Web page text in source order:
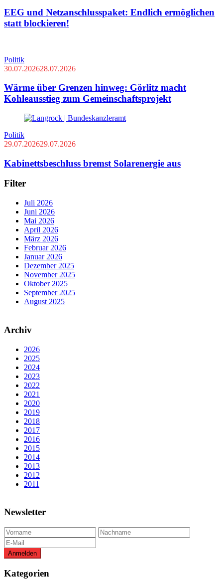
EEG und Netzanschlusspaket: Endlich ermöglichen
statt blockieren!
Politik
30.07.202628.07.2026
Wärme über Grenzen hinweg: Görlitz macht
Kohleausstieg zum Gemeinschaftsprojekt
Politik
29.07.202629.07.2026
Kabinettsbeschluss bremst Solarenergie aus
Filter
Juli 2026
Juni 2026
Mai 2026
April 2026
März 2026
Februar 2026
Januar 2026
Dezember 2025
November 2025
Oktober 2025
September 2025
August 2025
Archiv
2026
2025
2024
2023
2022
2021
2020
2019
2018
2017
2016
2015
2014
2013
2012
2011
Newsletter
Kategorien